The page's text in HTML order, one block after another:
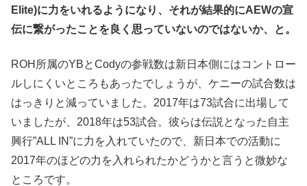
Elite)に力をいれるようになり、それが結果的にAEWの宣
伝に繋がったことを良く思っていないのではないか、と。
ROH所属のYBとCodyの参戦数は新日本側にはコントロー
ルしにくいところもあったでしょうが、ケニーの試合数は
はっきりと減っていました。2017年は73試合に出場して
いましたが、2018年は53試合。彼らは伝説となった自主
興行”ALL IN”に力を入れていたので、新日本での活動に
2017年のほどの力を入れられたかどうかと言うと微妙な
ところです。